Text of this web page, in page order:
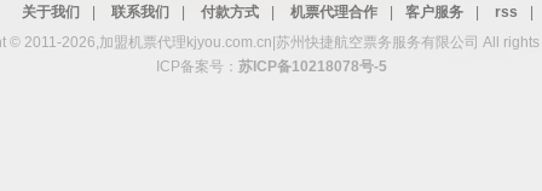
关于我们 联系我们 付款方式 机票代理合作 客户服务 rss
© 2011-2026,加盟机票代理kjyou.com.cn|苏州快捷航空票务服务有限公司 All rights
ICP备案号： 苏ICP备10218078号-5